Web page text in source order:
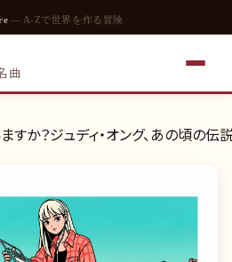
— A-Zで世界を作る冒険
曲
すか？ジュディ・オング、あの頃の